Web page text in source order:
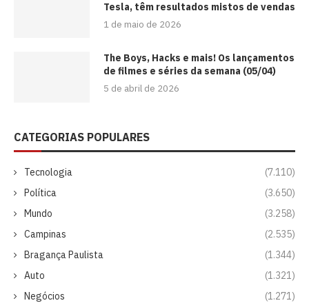
Tesla, têm resultados mistos de vendas
1 de maio de 2026
The Boys, Hacks e mais! Os lançamentos
de filmes e séries da semana (05/04)
5 de abril de 2026
CATEGORIAS POPULARES
Tecnologia
(7.110)
Política
(3.650)
Mundo
(3.258)
Campinas
(2.535)
Bragança Paulista
(1.344)
Auto
(1.321)
Negócios
(1.271)